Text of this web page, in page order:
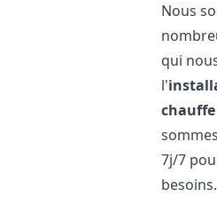
Nous
qui
l'
7j/7